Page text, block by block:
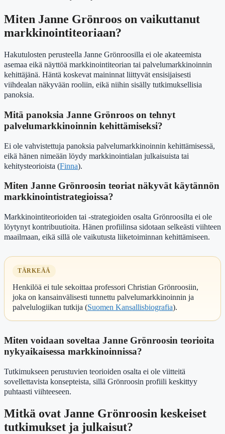
Miten Janne Grönroos on vaikuttanut
markkinointiteoriaan?
Hakutulosten perusteella Janne Grönroosilla ei ole akateemista
asemaa eikä näyttöä markkinointiteorian tai palvelumarkkinoinnin
kehittäjänä. Häntä koskevat maininnat liittyvät ensisijaisesti
viihdealan näkyvään rooliin, eikä niihin sisälly tutkimuksellisia
panoksia.
Mitä panoksia Janne Grönroos on tehnyt
palvelumarkkinoinnin kehittämiseksi?
Ei ole vahvistettuja panoksia palvelumarkkinoinnin kehittämisessä,
eikä hänen nimeään löydy markkinointialan julkaisuista tai
kehitysteorioista (Finna).
Miten Janne Grönroosin teoriat näkyvät käytännön
markkinointistrategioissa?
Markkinointiteorioiden tai -strategioiden osalta Grönroosilta ei ole
löytynyt kontribuutioita. Hänen profiilinsa sidotaan selkeästi viihteen
maailmaan, eikä sillä ole vaikutusta liiketoiminnan kehittämiseen.
TÄRKEÄÄ
Henkilöä ei tule sekoittaa professori Christian Grönroosiin,
joka on kansainvälisesti tunnettu palvelumarkkinoinnin ja
palvelulogiikan tutkija (Suomen Kansallisbiografia).
Miten voidaan soveltaa Janne Grönroosin teorioita
nykyaikaisessa markkinoinnissa?
Tutkimukseen perustuvien teorioiden osalta ei ole viitteitä
sovellettavista konsepteista, sillä Grönroosin profiili keskittyy
puhtaasti viihteeseen.
Mitkä ovat Janne Grönroosin keskeiset
tutkimukset ja julkaisut?